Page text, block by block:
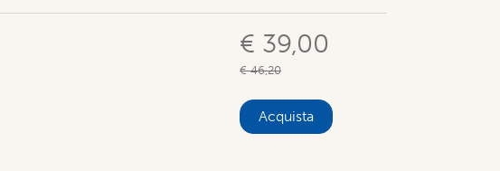
€ 39,00
€ 46,20
Acquista